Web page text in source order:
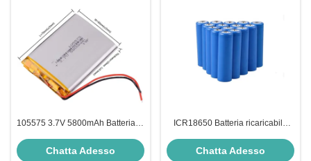
105575 3.7V 5800mAh Batteria ai
ricaricabile
Chatta Adesso
ICR18650 Batteria ricaricabile
mAh per applicazioni industriali
Chatta Adesso